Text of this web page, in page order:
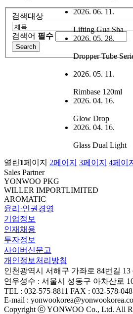
검색대상
검색어 필수
2026. 06. 11.
Lifting Gua Sha
2026. 05. 28.
Dropper Tube
2026. 05. 11.
Rimbase 120ml
2026. 04. 16.
Glow Drop
2026. 04. 16.
Glass Dual Light
열린1페이지 2페이지 3페이지 4페이지
Sales Partner
YONWOO PKG
WILLER IMPORTLIMITED
AROMATIC
윤리·인권경영
기업정보
인재채용
투자정보
사이버신문고
개인정보처리방침
인천광역시 서해구 가좌로 84번길 13
연우성수 : 서울시 성동구 아차산로
TEL : 032-575-8811 FAX : 032-578-
E-mail :
Copyright ⓒ YONWOO Co., Ltd. All